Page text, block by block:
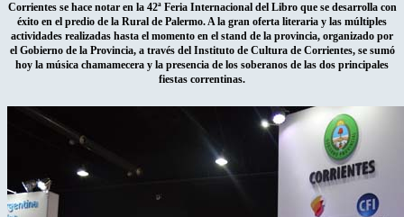
Corrientes se hace notar en la 42ª Feria Internacional del Libro que se desarrolla con
éxito en el predio de la Rural de Palermo. A la gran oferta literaria y las múltiples
actividades realizadas hasta el momento en el stand de la provincia, organizado por
el Gobierno de la Provincia, a través del Instituto de Cultura de Corrientes, se sumó
hoy la música chamamecera y la presencia de los soberanos de las dos principales
fiestas correntinas.